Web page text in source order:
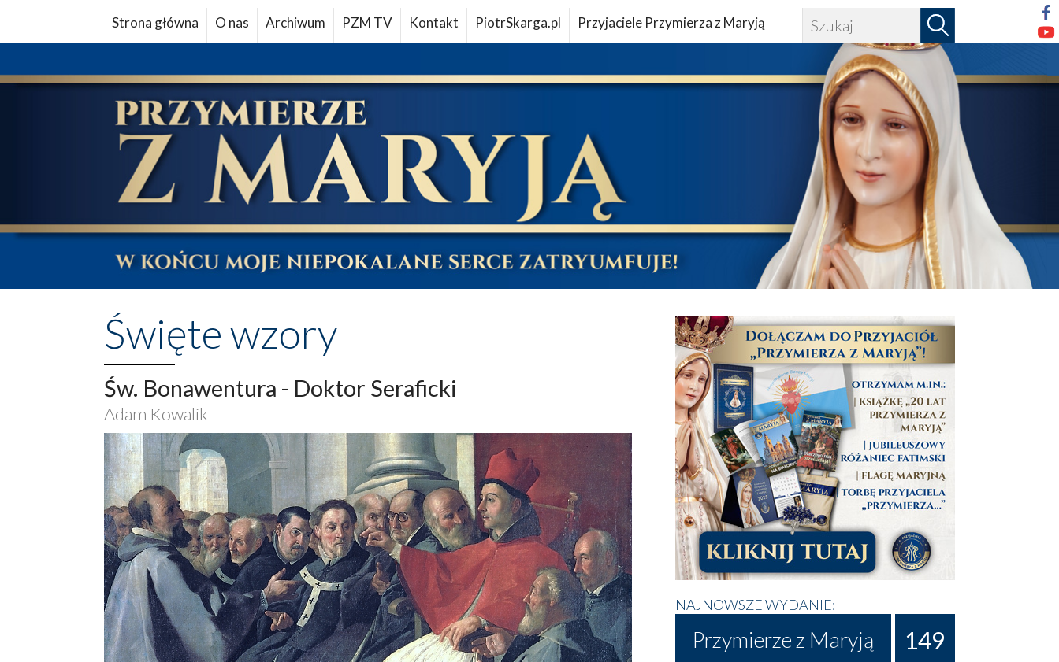
Strona główna O nas Archiwum PZM TV Kontakt PiotrSkarga.pl Przyjaciele Przymierza z Maryją
Święte wzory
Św. Bonawentura - Doktor Seraficki
Adam Kowalik
NAJNOWSZE WYDANIE:
Przymierze z Maryją 149